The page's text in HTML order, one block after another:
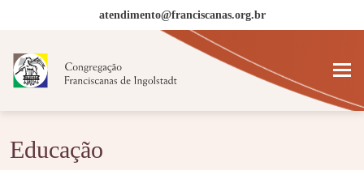
atendimento@franciscanas.org.br
Educação